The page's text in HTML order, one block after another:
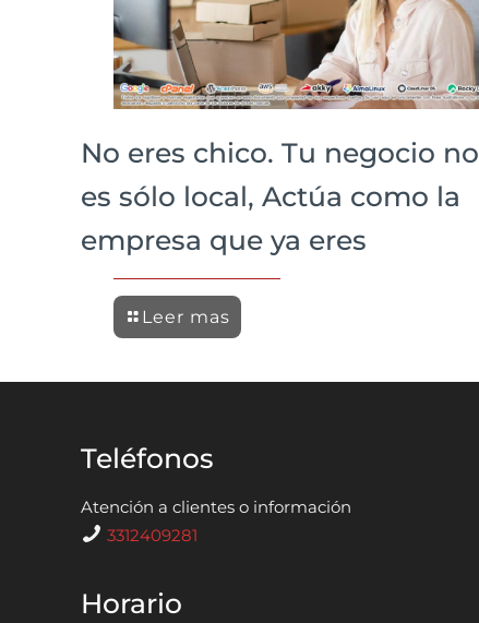
No eres chico. Tu negocio no
es sólo local, Actúa como la
empresa que ya eres
Leer mas
Teléfonos
Atención a clientes o información
3312409281
Horario